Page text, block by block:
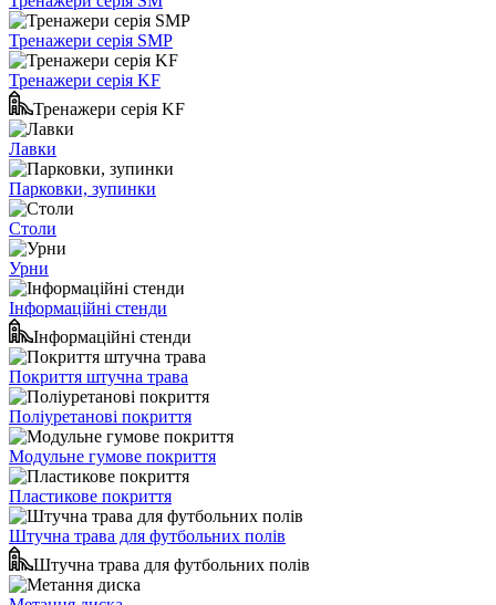
Тренажери серія SMP
Тренажери серія KF
Тренажери серія KF
Лавки
Парковки, зупинки
Столи
Урни
Інформаційні стенди
Інформаційні стенди
Покриття штучна трава
Поліуретанові покриття
Модульне гумове покриття
Пластикове покриття
Штучна трава для футбольних полів
Штучна трава для футбольних полів